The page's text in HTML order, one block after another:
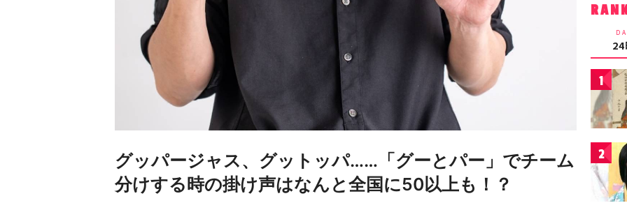
グッパージャス、グットッパ……「グーとパー」でチーム
分けする時の掛け声はなんと全国に50以上も！？
24
1
2